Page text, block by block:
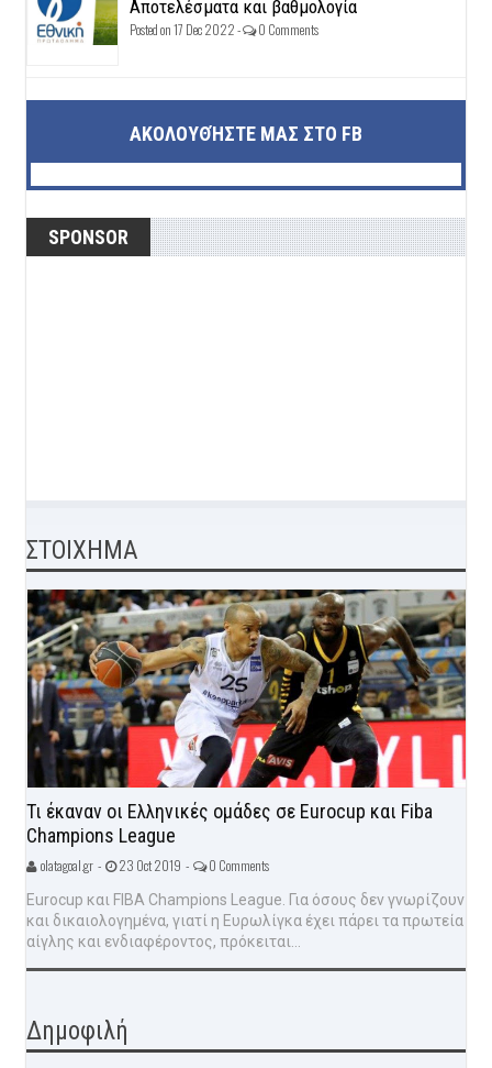
Αποτελέσματα και βαθμολογία
Posted on 17 Dec 2022 - 0 Comments
ΑΚΟΛΟΥΘΉΣΤΕ ΜΑΣ ΣΤΟ FB
SPONSOR
ΣΤΟΙΧΗΜΑ
Τι έκαναν οι Ελληνικές ομάδες σε Eurocup και Fiba
Champions League
olatagoal.gr - 23 Oct 2019 - 0 Comments
Eurocup και FIBA Champions League. Για όσους δεν γνωρίζουν
και δικαιολογημένα, γιατί η Ευρωλίγκα έχει πάρει τα πρωτεία
αίγλης και ενδιαφέροντος, πρόκειται...
Δημοφιλή